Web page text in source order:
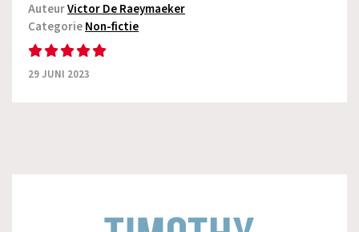
AuteurVictor De Raeymaeker
CategorieNon-fictie
29 JUNI 2023